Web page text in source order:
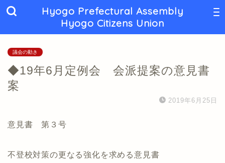
Hyogo Prefectural Assembly
Hyogo Citizens Union
議会の動き
◆19年6月定例会 会派提案の意見書
案
2019年6月25日
意見書 第３号
不登校対策の更なる強化を求める意見書